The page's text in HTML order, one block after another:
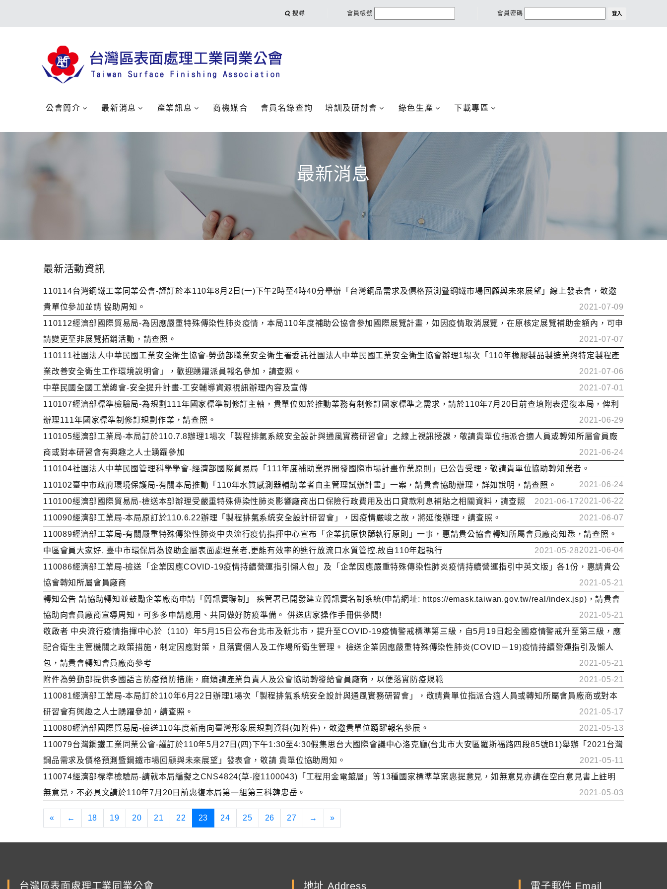
搜尋 會員帳號 會員密碼 登入
公會簡介 最新消息 產業訊息 商機媒合 會員名錄查詢 培訓及研討會 綠色生產 下載專區
最新消息
最新活動資訊
110114台灣鋼鐵工業同業公會-謹訂於本110年8月2日(一)下午2時至4時40分舉辦「台灣鋼品需求及價格預測暨鋼鐵市場回顧與未來展望」線上發表會，敬邀
貴單位參加並請 協助周知。
2021-07-09
110112經濟部國際貿易局-為因應嚴重特殊傳染性肺炎疫情，本局110年度補助公協會參加國際展覽計畫，如因疫情取消展覽，在原核定展覽補助金額內，可申
請變更至非展覽拓銷活動，請查照。
2021-07-07
110111社團法人中華民國工業安全衛生協會-勞動部職業安全衛生署委託社團法人中華民國工業安全衛生協會辦理1場次「110年橡膠製品製造業與特定製程產
業改善安全衛生工作環境說明會」，歡迎踴躍派員報名參加，請查照。
2021-07-06
中華民國全國工業總會-安全提升計畫-工安輔導資源視訊辦理內容及宣傳
2021-07-01
110107經濟部標準檢驗局-為規劃111年國家標準制修訂主軸，貴單位如於推動業務有制修訂國家標準之需求，請於110年7月20日前查填附表逕復本局，俾利
辦理111年國家標準制修訂規劃作業，請查照。
2021-06-29
110105經濟部工業局-本局訂於110.7.8辦理1場次「製程排氣系統安全設計與通風實務研習會」之線上視訊授課，敬請貴單位指派合適人員或轉知所屬會員廠
商或對本研習會有興趣之人士踴躍參加
2021-06-24
110104社團法人中華民國管理科學學會-經濟部國際貿易局「111年度補助業界開發國際市場計畫作業原則」已公告受理，敬請貴單位協助轉知業者。
2021-06-24
110102臺中市政府環境保護局-有關本局推動「110年水質感測器輔助業者自主管理試辦計畫」一案，請貴會協助辦理，詳如說明，請查照。
2021-06-22
110100經濟部國際貿易局-檢送本部辦理受嚴重特殊傳染性肺炎影響廠商出口保險行政費用及出口貸款利息補貼之相關資料，請查照
2021-06-17
110090經濟部工業局-本局原訂於110.6.22辦理「製程排氣系統安全設計研習會」，因疫情嚴峻之故，將延後辦理，請查照。
2021-06-07
110089經濟部工業局-有關嚴重特殊傳染性肺炎中央流行疫情指揮中心宣布「企業抗原快篩執行原則」一事，惠請貴公協會轉知所屬會員廠商知悉，請查照。
2021-06-04
中區會員大家好, 臺中市環保局為協助金屬表面處理業者,更能有效率的進行放流口水質管控.故自110年起執行
2021-05-28
110086經濟部工業局-檢送「企業因應COVID-19疫情持續營運指引懶人包」及「企業因應嚴重特殊傳染性肺炎疫情持續營運指引中英文版」各1份，惠請貴公
協會轉知所屬會員廠商
2021-05-21
轉知公告 請協助轉知並鼓勵企業廠商申請「簡訊實聯制」 疾管署已開發建立簡訊實名制系統(申請網址: https://emask.taiwan.gov.tw/real/index.jsp)，請貴會
協助向會員廠商宣導周知，可多多申請應用、共同做好防疫準備。 併送店家操作手冊供參閱!
2021-05-21
敬啟者 中央流行疫情指揮中心於（110）年5月15日公布台北市及新北市，提升至COVID-19疫情警戒標準第三級，自5月19日起全國疫情警戒升至第三級，應
配合衛生主管機關之政策措施，制定因應對策，且落實個人及工作場所衛生管理。 檢送企業因應嚴重特殊傳染性肺炎(COVID－19)疫情持續營運指引及懶人
包，請貴會轉知會員廠商參考
2021-05-21
附件為勞動部提供多國語言防疫預防措施，麻煩請產業負責人及公會協助轉發給會員廠商，以便落實防疫規範
2021-05-21
110081經濟部工業局-本局訂於110年6月22日辦理1場次「製程排氣系統安全設計與通風實務研習會」，敬請貴單位指派合適人員或轉知所屬會員廠商或對本
研習會有興趣之人士踴躍參加，請查照。
2021-05-17
110080經濟部國際貿易局-檢送110年度新南向臺灣形象展規劃資料(如附件)，敬邀貴單位踴躍報名參展。
2021-05-13
110079台灣鋼鐵工業同業公會-謹訂於110年5月27日(四)下午1:30至4:30假集思台大國際會議中心洛克廳(台北市大安區羅斯福路四段85號B1)舉辦「2021台灣
鋼品需求及價格預測暨鋼鐵市場回顧與未來展望」發表會，敬請 貴單位協助周知。
2021-05-11
110074經濟部標準檢驗局-請就本局編擬之CNS4824(草-廢1100043)「工程用金電鍍層」等13種國家標準草案惠提意見，如無意見亦請在空白意見書上註明
無意見，不必具文請於110年7月20日前惠復本局第一組第三科韓忠岳。
2021-05-03
« ← 18 19 20 21 22 23 24 25 26 27 → »
台灣區表面處理工業同業公會 地址 Address 電子郵件 Email